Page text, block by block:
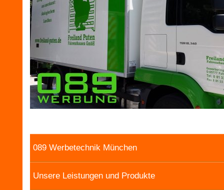
089 Werbetechnik München
Unsere Leistungen und Produkte